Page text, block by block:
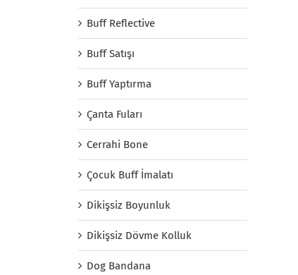
Buff Reflective
Buff Satışı
Buff Yaptırma
Çanta Fuları
Cerrahi Bone
Çocuk Buff İmalatı
Dikişsiz Boyunluk
Dikişsiz Dövme Kolluk
Dog Bandana